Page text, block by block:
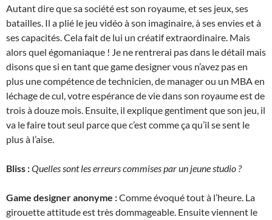
Autant dire que sa société est son royaume, et ses jeux, ses
batailles. Il a plié le jeu vidéo à son imaginaire, à ses envies et à
ses capacités. Cela fait de lui un créatif extraordinaire. Mais
alors quel égomaniaque ! Je ne rentrerai pas dans le détail mais
disons que si en tant que game designer vous n’avez pas en
plus une compétence de technicien, de manager ou un MBA en
léchage de cul, votre espérance de vie dans son royaume est de
trois à douze mois. Ensuite, il explique gentiment que son jeu, il
va le faire tout seul parce que c’est comme ça qu’il se sent le
plus à l’aise.
Bliss :Quelles sont les erreurs commises par un jeune studio ?
Game designer anonyme :Comme évoqué tout à l’heure. La
girouette attitude est très dommageable. Ensuite viennent le